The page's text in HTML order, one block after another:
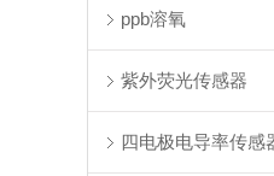
ppb溶氧
紫外荧光传感器
四电极电导率传感